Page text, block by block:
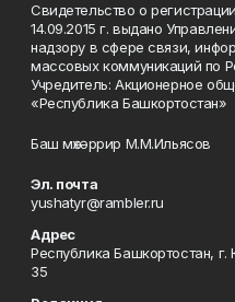
Свидетельство о
14.09.2015 г. выдано
надзору в сфере связи,
массовых коммуникаций по
Учредитель: Акционерное
«Республика Башкортостан»
Баш мөхәррир М.М.Ильясов
Эл. почта
yushatyr@rambler.ru
Адрес
Республика Башкортостан,
35